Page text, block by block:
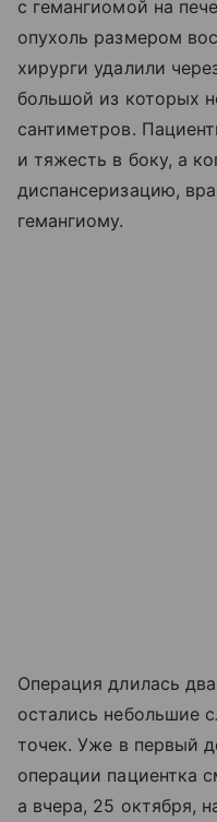
с гемангиомой на
опухоль размером
хирурги удалили
большой из которых
сантиметров.
и тяжесть в боку, а
диспансеризацию,
гемангиому.
Операция длилась
остались небольшие
точек. Уже в первый
операции пациентка
а вчера, 25 октября,